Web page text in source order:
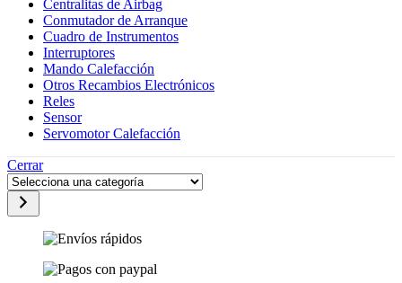
Centralitas de Airbag
Conmutador de Arranque
Cuadro de Instrumentos
Interruptores
Mando Calefacción
Otros Recambios Electrónicos
Reles
Sensor
Servomotor Calefacción
Cerrar
Selecciona
una
categoría